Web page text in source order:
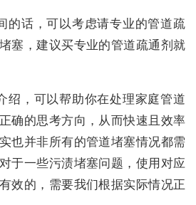
的话，可以考虑请专业的管道疏
塞，建议买专业的管道疏通剂就
绍，可以帮助你在处理家庭管道
确的思考方向，从而快速且效率
也并非所有的管道堵塞情况都需
于一些污渍堵塞问题，使用对应
效的，需要我们根据实际情况正